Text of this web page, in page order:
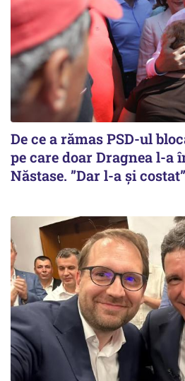
De ce a rămas PSD-ul
pe care doar Dragnea l-a
Năstase. ”Dar l-a și